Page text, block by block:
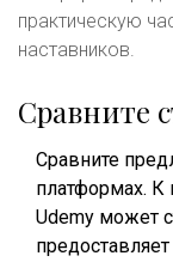
практическую
наставников.
Сравните
Сравните
платформах. К
Udemy может